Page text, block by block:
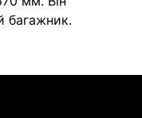
багажник.